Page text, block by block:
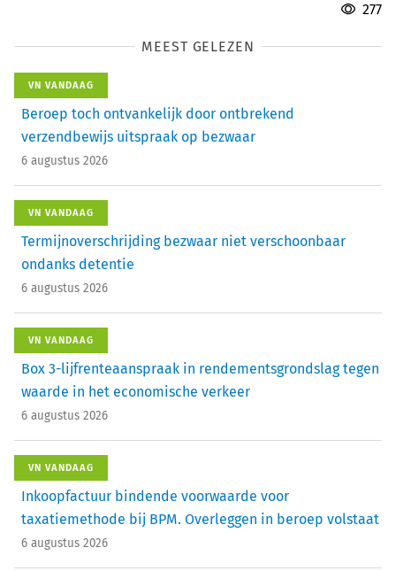
277
MEEST GELEZEN
VN VANDAAG
Beroep toch ontvankelijk door ontbrekend
verzendbewijs uitspraak op bezwaar
6 augustus 2026
VN VANDAAG
Termijnoverschrijding bezwaar niet verschoonbaar
ondanks detentie
6 augustus 2026
VN VANDAAG
Box 3-lijfrenteaanspraak in rendementsgrondslag tegen
waarde in het economische verkeer
6 augustus 2026
VN VANDAAG
Inkoopfactuur bindende voorwaarde voor
taxatiemethode bij BPM. Overleggen in beroep volstaat
6 augustus 2026